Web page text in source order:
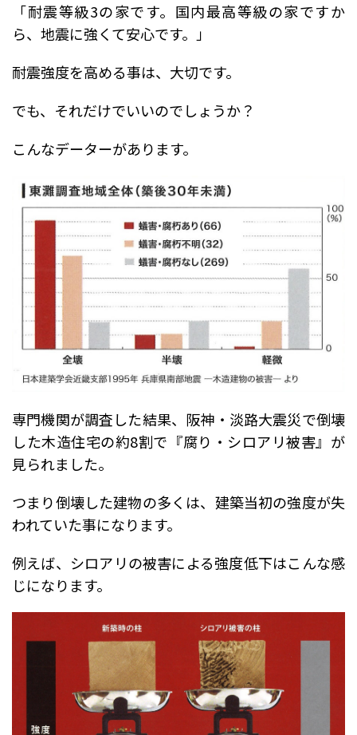
「耐震等級3の家です。国内最高等級の家ですか
ら、地震に強くて安心です。」
耐震強度を高める事は、大切です。
でも、それだけでいいのでしょうか？
こんなデーターがあります。
専門機関が調査した結果、阪神・淡路大震災で倒壊
した木造住宅の約8割で『腐り・シロアリ被害』が
見られました。
つまり倒壊した建物の多くは、建築当初の強度が失
われていた事になります。
例えば、シロアリの被害による強度低下はこんな感
じになります。